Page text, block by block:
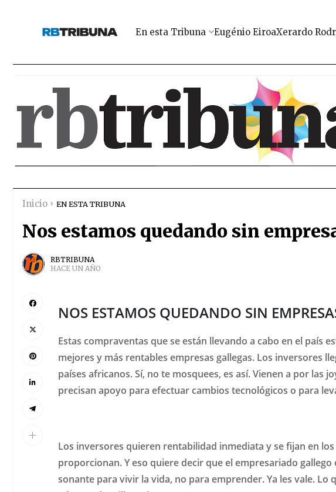
En esta Tribuna Eugénio EiroaXerardo
Inicio EN ESTA TRIBUNA
Nos estamos quedando sin
RBTRIBUNA
HACE UN AÑO
NOS ESTAMOS QUEDANDO SIN
Estas compraventas que se están llevando a cabo en el país
mejores y más rentables empresas gallegas. Los inversores
países africanos. Sí, no te mosquees, es así. Vienen a por las
precisan apoyo para efectuar cambios tecnológicos o para
Los inversores quieren rentabilidad inmediata y se fijan en
proporcionan. Y eso quiere decir que el empresariado
sonante para vivir la vida, no para emprender. Ya les vale. Lo